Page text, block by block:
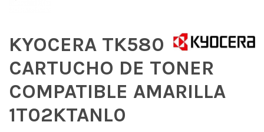
KYOCERA TK580
CARTUCHO DE TONER
COMPATIBLE AMARILLA
1T02KTANL0